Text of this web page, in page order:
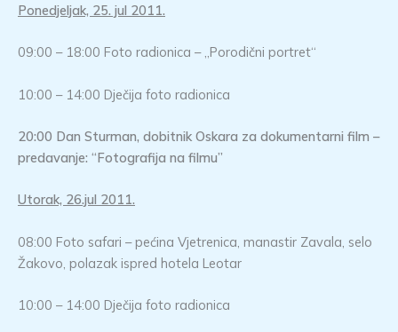
Ponedjeljak, 25. jul 2011.
09:00 – 18:00 Foto radionica – „Porodični portret“
10:00 – 14:00 Dječija foto radionica
20:00 Dan Sturman, dobitnik Oskara za dokumentarni film –
predavanje: “Fotografija na filmu”
Utorak, 26.jul 2011.
08:00 Foto safari – pećina Vjetrenica, manastir Zavala, selo
Žakovo, polazak ispred hotela Leotar
10:00 – 14:00 Dječija foto radionica